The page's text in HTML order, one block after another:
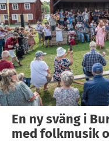
En ny sväng i
med folkmusik